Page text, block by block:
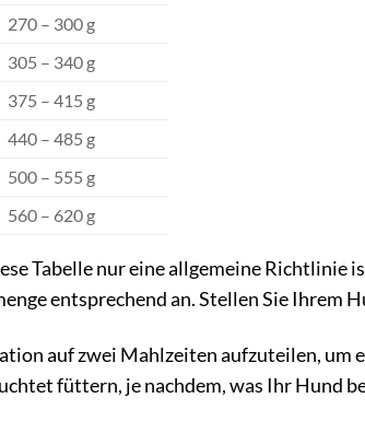
270 – 300 g
305 – 340 g
375 – 415 g
440 – 485 g
500 – 555 g
560 – 620 g
Tabelle nur eine allgemeine
entsprechend an. Stellen Sie Ihrem
auf zwei Mahlzeiten aufzuteilen, um
füttern, je nachdem, was Ihr Hund